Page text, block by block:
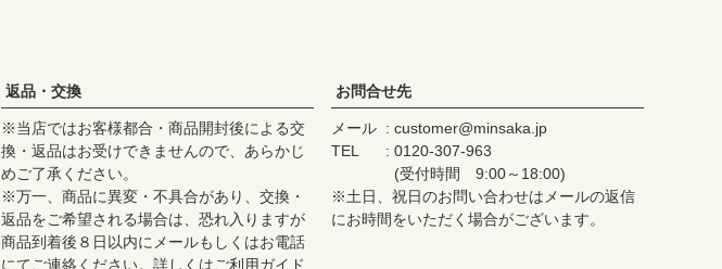
返品・交換
※当店ではお客様都合・商品開封後による交
換・返品はお受けできませんので、あらかじ
めご了承ください。
※万一、商品に異変・不具合があり、交換・
返品をご希望される場合は、恐れ入りますが
商品到着後８日以内にメールもしくはお電話
にてご連絡ください。詳しくはご利用ガイド
お問合せ先
メール
customer@minsaka.jp
TEL
0120-307-963
(受付時間 9:00～18:00)
※土日、祝日のお問い合わせはメールの返信
にお時間をいただく場合がございます。